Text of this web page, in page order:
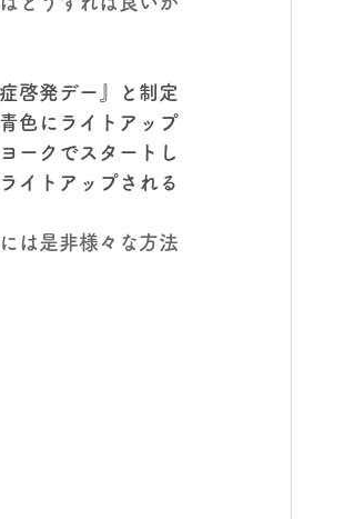
啓発デー』と制定
色にライトアップ
ークでスタートし
イトアップされる
は是非様々な方法